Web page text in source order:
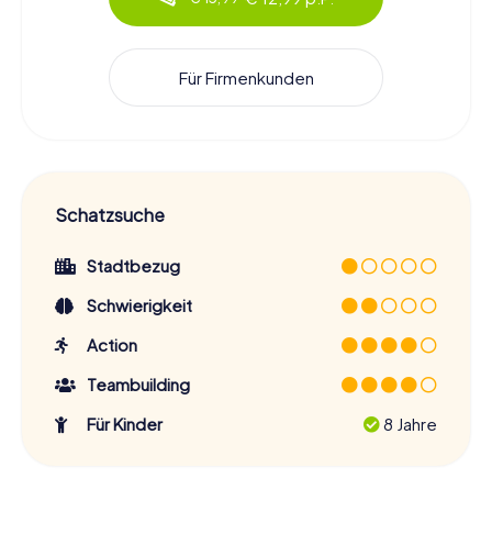
Für Firmenkunden
Schatzsuche
Stadtbezug
Schwierigkeit
Action
Teambuilding
Für Kinder
8 Jahre